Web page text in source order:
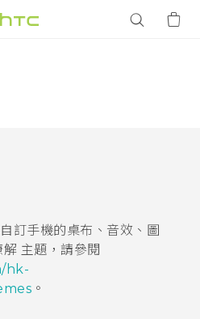
訂手機的桌布、音效、圖
解 主題 ，請參閱
hk-
。